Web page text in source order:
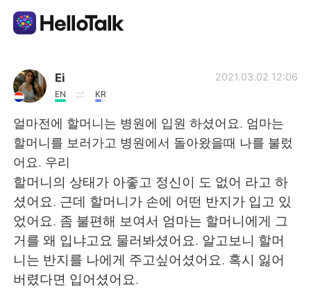
Language Exchange App
AI Grammar Checker
English
简体中文 繁體中文
Español العربية
Français Deutsch
Ei
EN KR
2021.03.02 12:06
얼마전에 할머니는 병원에 입원 하셨어요. 엄마는
할머니를 보러가고 병원에서 돌아왔을때 나를 불렀
어요. 우리
할머니의 상태가 아좋고 정신이 도 없어 라고 하
셨어요. 근데 할머니가 손에 어떤 반지가 입고 있
었어요. 좀 불편해 보여서 엄마는 할머니에게 그
거를 왜 입냐고요 물러봐셨어요. 알고보니 할머
니는 반지를 나에게 주고싶어셨어요. 혹시 잃어
버렸다면 입어셨어요.